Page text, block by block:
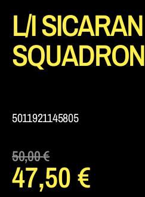
L/I SICARAN
SQUADRON
5011921145805
50,00€
47,50€